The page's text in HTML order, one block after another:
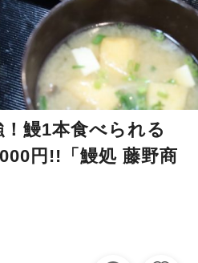
！鰻1本食べられる
円!!「鰻処 藤野商